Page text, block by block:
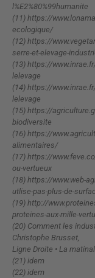
l%E2%80%99humanite
(11) https://
ecologique/
(12) https://
serre-et-elevage-
(13) https://
lelevage
(14) https://
lelevage
(15) https://
biodiversite
(16) https://
alimentaires/
(17) https://
ou-vertueux
(18) https://www.web-
utlise-pas-plus-de-
(19) http://
proteines-aux-mille-
(20) Comment les
Christophe Brusset,
Ligne Droite • La
(21) idem
(22) idem